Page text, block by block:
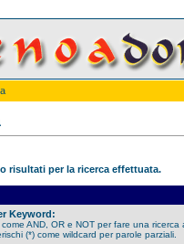
risultati per la ricerca effettuata.
Keyword:
come AND, OR e NOT per fare una ricerca
(*) come wildcard per parole parziali.